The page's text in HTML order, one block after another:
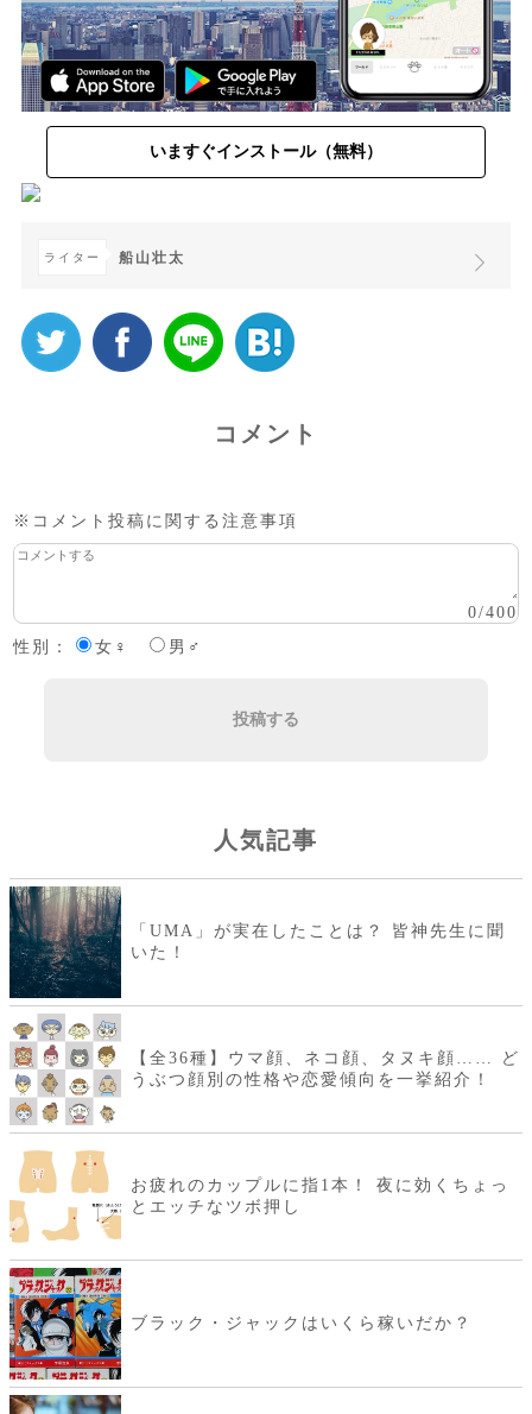
いますぐインストール（無料）
ライター 船山壮太
コメント
※コメント投稿に関する注意事項
0/400
性別：
女♀ 男♂
投稿する
人気記事
「UMA」が実在したことは？ 皆神先生に聞
いた！
【全36種】ウマ顔、ネコ顔、タヌキ顔…… ど
うぶつ顔別の性格や恋愛傾向を一挙紹介！
お疲れのカップルに指1本！ 夜に効くちょっ
とエッチなツボ押し
ブラック・ジャックはいくら稼いだか？